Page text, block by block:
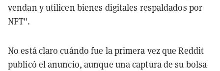
vendan y utilicen bienes digitales respaldados por
NFT".
No está claro cuándo fue la primera vez que Reddit
publicó el anuncio, aunque una captura de su bolsa